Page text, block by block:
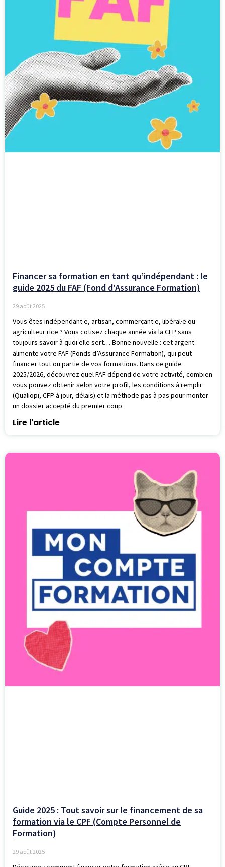
Financer sa formation en tant qu’indépendant : le
guide 2025 du FAF (Fond d’Assurance Formation)
29 août 2025
Vous êtes indépendant·e, artisan, commerçant·e, libéral·e ou
agriculteur·rice ? Vous cotisez chaque année via la CFP sans
toujours savoir à quoi elle sert… Bonne nouvelle : cet argent
alimente votre FAF (Fonds d’Assurance Formation), qui peut
financer tout ou partie de vos formations. Dans ce guide
2025/2026, découvrez quel FAF dépend de votre activité, combien
vous pouvez obtenir selon votre profil, les conditions à remplir
(Qualiopi, CFP à jour, délais) et la méthode pas à pas pour monter
un dossier accepté du premier coup.
Lire l'article
Guide 2025 : Tout savoir sur le financement de sa
formation via le CPF (Compte Personnel de
Formation)
29 août 2025